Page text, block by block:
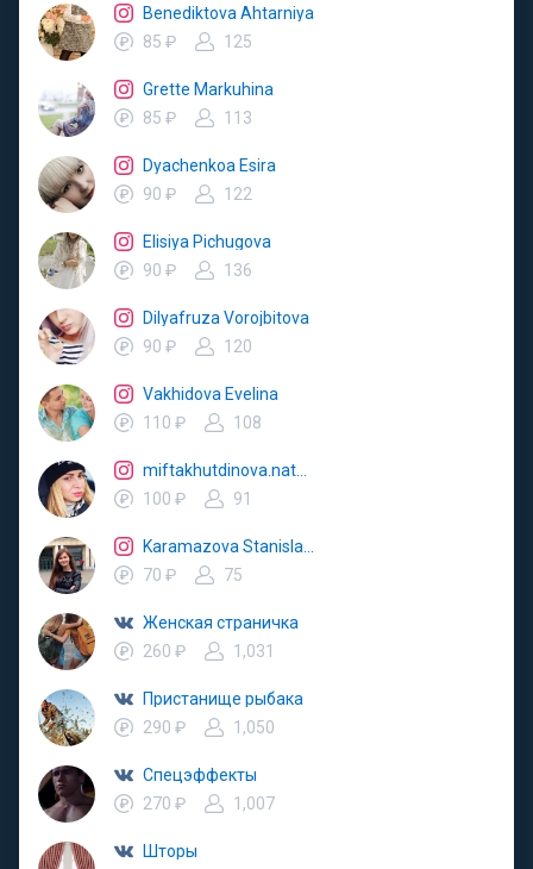
Benediktova Ahtarniya
85 ₽
125
Grette Markuhina
85 ₽
113
Dyachenkoa Esira
90 ₽
122
Elisiya Pichugova
90 ₽
136
Dilyafruza Vorojbitova
90 ₽
120
Vakhidova Evelina
110 ₽
108
100 ₽
91
70 ₽
75
Женская страничка
260 ₽
1,031
Пристанище рыбака
290 ₽
1,050
Спецэффекты
270 ₽
1,007
Шторы